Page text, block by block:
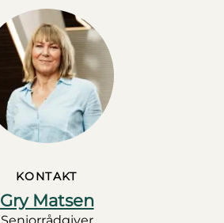
KONTAKT
Gry Matsen